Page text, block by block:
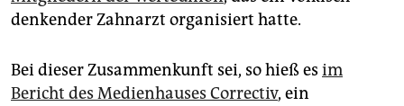
denkender Zahnarzt organisiert hatte.
Bei dieser Zusammenkunft sei, so hieß es im
Bericht des Medienhauses Correctiv, ein